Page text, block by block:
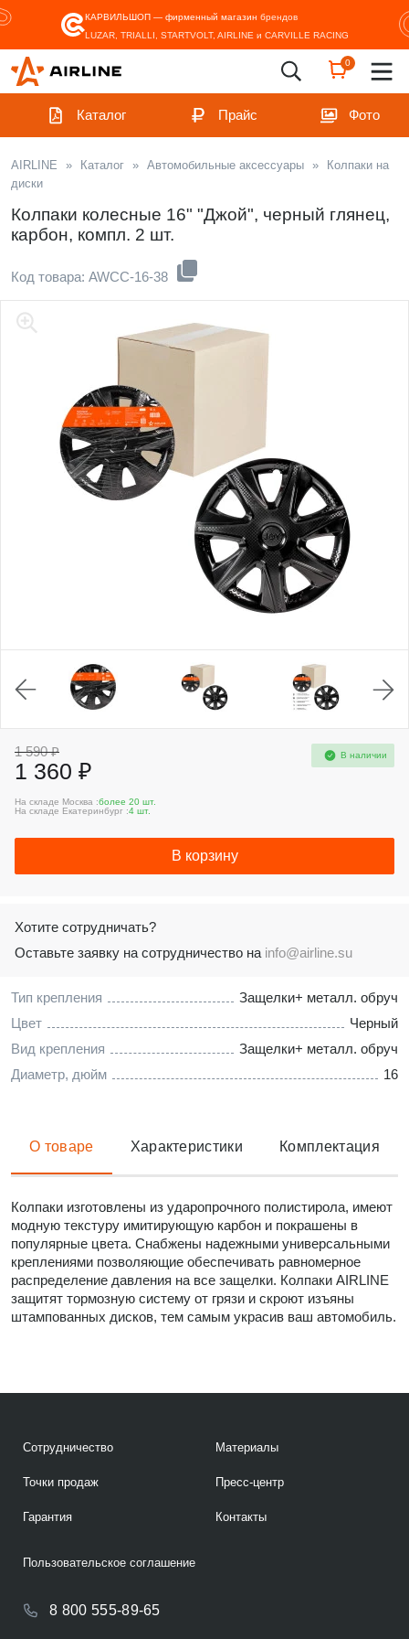
КАРВИЛЬШОП — фирменный магазин брендов
LUZAR, TRIALLI, STARTVOLT, AIRLINE и CARVILLE RACING
0
Каталог Прайс Фото
AIRLINE » Каталог » Автомобильные аксессуары »
Колпаки на
диски
Колпаки колесные 16" "Джой", черный глянец,
карбон, компл. 2 шт.
Код товара: AWCC-16-38
Тип крепления
Защелки+ металл. обруч
Цвет
Черный
Вид крепления
Защелки+ металл. обруч
Диаметр, дюйм
16
1 590 ₽
1 360 ₽
В наличии
На складе Москва :более 20 шт.
На складе Екатеринбург :4 шт.
В корзину
Хотите сотрудничать?
Оставьте заявку на сотрудничество на info@airline.su
О товаре Характеристики Комплектация
Колпаки изготовлены из ударопрочного полистирола, имеют
модную текстуру имитирующую карбон и покрашены в
популярные цвета. Снабжены надежными универсальными
креплениями позволяющие обеспечивать равномерное
распределение давления на все защелки. Колпаки AIRLINE
защитят тормозную систему от грязи и скроют изъяны
штампованных дисков, тем самым украсив ваш автомобиль.
Сотрудничество
Точки продаж
Гарантия
Материалы
Пресс-центр
Контакты
8 800 555-89-65
Пользовательское соглашение